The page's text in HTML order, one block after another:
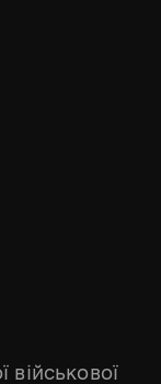
військової